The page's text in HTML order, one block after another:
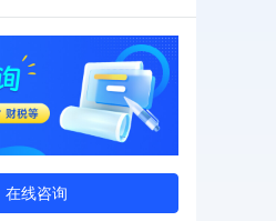
在线咨询